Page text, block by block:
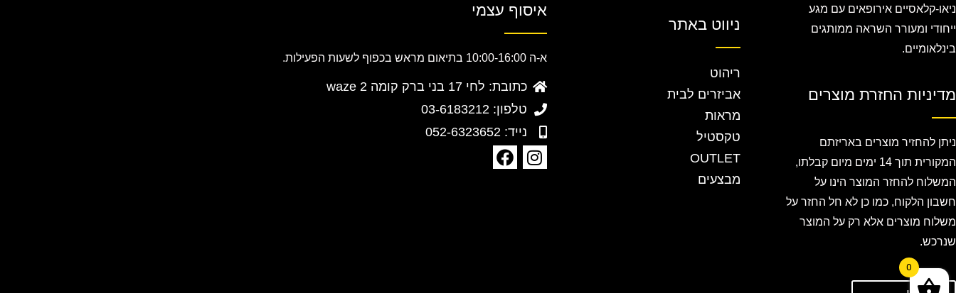
ניאו-קלאסיים אירופאים עם מגע
ייחודי ומעורר השראה ממותגים
בינלאומיים.
מדיניות החזרת מוצרים
ניתן להחזיר מוצרים באריזתם
המקורית תוך 14 ימים מיום קבלתו,
המשלוח להחזר המוצר הינו על
חשבון הלקוח, כמו כן לא חל החזר על
משלוח מוצרים אלא רק על המוצר
שנרכש.
ניווט באתר
ריהוט
אביזרים לבית
מראות
טקסטיל
OUTLET
מבצעים
איסוף עצמי
א-ה 10:00-16:00 בתיאום מראש בכפוף לשעות הפעילות.
כתובת: לחי 17 בני ברק קומה 2 waze
טלפון: 03-6183212
נייד: 052-6323652
0